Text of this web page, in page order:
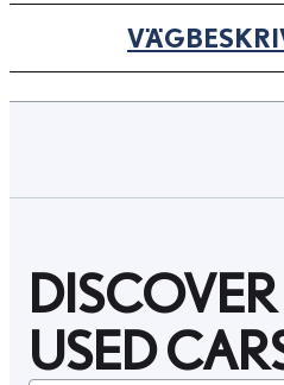
USED